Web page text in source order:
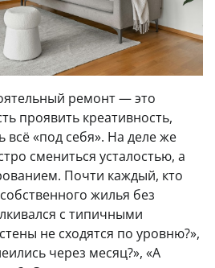
ремонт — это
проявить креативность,
всё «под себя». На деле же
смениться усталостью, а
Почти каждый, кто
жилья без
с типичными
не сходятся по уровню?»,
через месяц?», «А